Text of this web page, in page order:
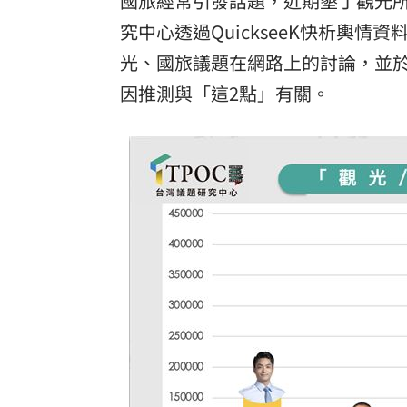
8國球員齊聚高雄 Formosa 7s掀足球
理想混蛋號召粉絲跨海追星吃美食！
究中心透過QuickseeK快析輿情資
光、國旅議題在網路上的討論，並
因推測與「這2點」有關。